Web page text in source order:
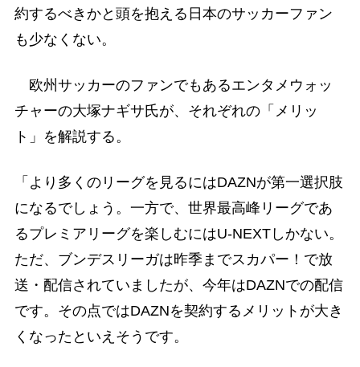
約するべきかと頭を抱える日本のサッカーファン
も少なくない。
欧州サッカーのファンでもあるエンタメウォッ
チャーの大塚ナギサ氏が、それぞれの「メリッ
ト」を解説する。
「より多くのリーグを見るにはDAZNが第一選択肢
になるでしょう。一方で、世界最高峰リーグであ
るプレミアリーグを楽しむにはU-NEXTしかない。
ただ、ブンデスリーガは昨季までスカパー！で放
送・配信されていましたが、今年はDAZNでの配信
です。その点ではDAZNを契約するメリットが大き
くなったといえそうです。